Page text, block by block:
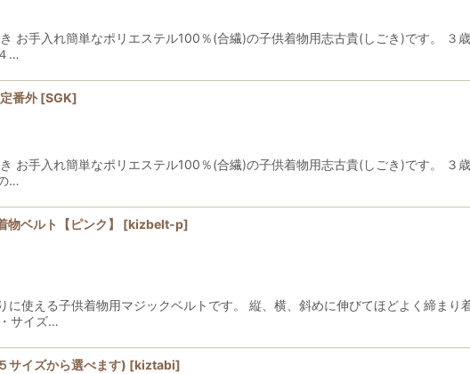
お手入れ簡単なポリエステル100％(合繊)の子供着物用志古貴(しごき)です。 ３
…
番外 [SGK]
お手入れ簡単なポリエステル100％(合繊)の子供着物用志古貴(しごき)です。 ３
…
ベルト【ピンク】 [kizbelt-p]
に使える子供着物用マジックベルトです。 縦、横、斜めに伸びてほどよく締まり
サイズ…
サイズから選べます) [kiztabi]